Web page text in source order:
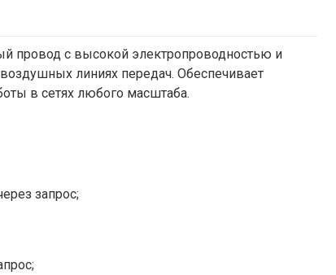
провод с высокой электропроводностью и
линиях передач. Обеспечивает
в сетях любого масштаба.
запрос;